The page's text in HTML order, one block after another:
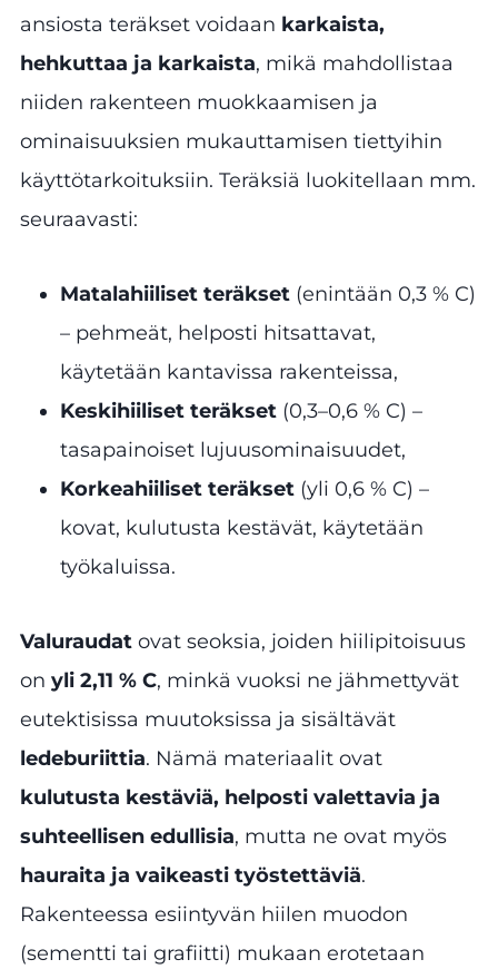
ansiosta teräkset voidaan karkaista,
hehkuttaa ja karkaista, mikä mahdollistaa
niiden rakenteen muokkaamisen ja
ominaisuuksien mukauttamisen tiettyihin
käyttötarkoituksiin. Teräksiä luokitellaan mm.
seuraavasti:
Matalahiiliset teräkset (enintään 0,3 % C)
– pehmeät, helposti hitsattavat,
käytetään kantavissa rakenteissa,
Keskihiiliset teräkset (0,3–0,6 % C) –
tasapainoiset lujuusominaisuudet,
Korkeahiiliset teräkset (yli 0,6 % C) –
kovat, kulutusta kestävät, käytetään
työkaluissa.
Valuraudat ovat seoksia, joiden hiilipitoisuus
on yli 2,11 % C, minkä vuoksi ne jähmettyvät
eutektisissa muutoksissa ja sisältävät
ledeburiittia. Nämä materiaalit ovat
kulutusta kestäviä, helposti valettavia ja
suhteellisen edullisia, mutta ne ovat myös
hauraita ja vaikeasti työstettäviä.
Rakenteessa esiintyvän hiilen muodon
(sementti tai grafiitti) mukaan erotetaan